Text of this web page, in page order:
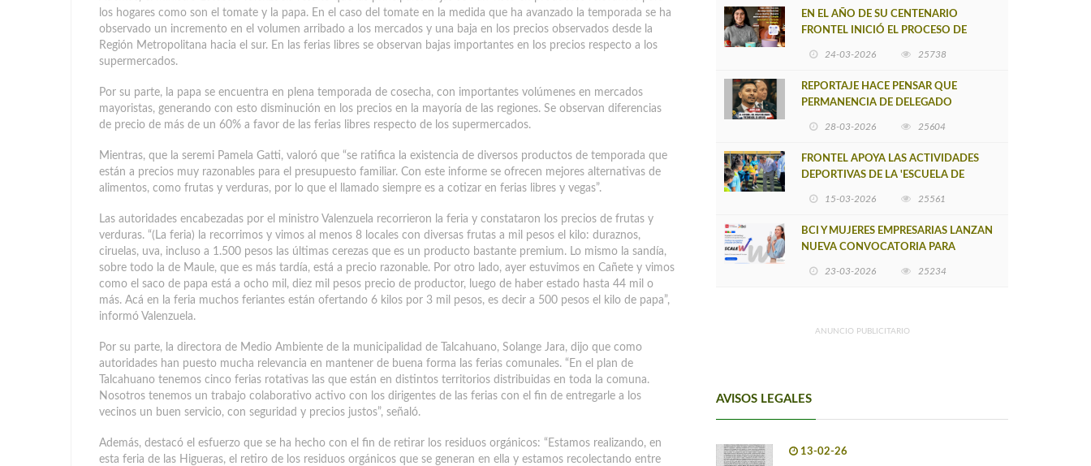
los hogares como son el tomate y la papa. En el caso del tomate en la medida que ha avanzado la temporada se ha
observado un incremento en el volumen arribado a los mercados y una baja en los precios observados desde la
Región Metropolitana hacia el sur. En las ferias libres se observan bajas importantes en los precios respecto a los
supermercados.
Por su parte, la papa se encuentra en plena temporada de cosecha, con importantes volúmenes en mercados
mayoristas, generando con esto disminución en los precios en la mayoría de las regiones. Se observan diferencias
de precio de más de un 60% a favor de las ferias libres respecto de los supermercados.
Mientras, que la seremi Pamela Gatti, valoró que “se ratifica la existencia de diversos productos de temporada que
están a precios muy razonables para el presupuesto familiar. Con este informe se ofrecen mejores alternativas de
alimentos, como frutas y verduras, por lo que el llamado siempre es a cotizar en ferias libres y vegas”.
Las autoridades encabezadas por el ministro Valenzuela recorrieron la feria y constataron los precios de frutas y
verduras. “(La feria) la recorrimos y vimos al menos 8 locales con diversas frutas a mil pesos el kilo: duraznos,
ciruelas, uva, incluso a 1.500 pesos las últimas cerezas que es un producto bastante premium. Lo mismo la sandía,
sobre todo la de Maule, que es más tardía, está a precio razonable. Por otro lado, ayer estuvimos en Cañete y vimos
como el saco de papa está a ocho mil, diez mil pesos precio de productor, luego de haber estado hasta 44 mil o
más. Acá en la feria muchos feriantes están ofertando 6 kilos por 3 mil pesos, es decir a 500 pesos el kilo de papa”,
informó Valenzuela.
Por su parte, la directora de Medio Ambiente de la municipalidad de Talcahuano, Solange Jara, dijo que como
autoridades han puesto mucha relevancia en mantener de buena forma las ferias comunales. “En el plan de
Talcahuano tenemos cinco ferias rotativas las que están en distintos territorios distribuidas en toda la comuna.
Nosotros tenemos un trabajo colaborativo activo con los dirigentes de las ferias con el fin de entregarle a los
vecinos un buen servicio, con seguridad y precios justos”, señaló.
Además, destacó el esfuerzo que se ha hecho con el fin de retirar los residuos orgánicos: “Estamos realizando, en
esta feria de las Higueras, el retiro de los residuos orgánicos que se generan en ella y estamos recolectando entre
EN EL AÑO DE SU CENTENARIO
FRONTEL INICIÓ EL PROCESO DE
24-03-2026 25738
REPORTAJE HACE PENSAR QUE
PERMANENCIA DE DELEGADO
28-03-2026 25604
FRONTEL APOYA LAS ACTIVIDADES
DEPORTIVAS DE LA 'ESCUELA DE
15-03-2026 25561
BCI Y MUJERES EMPRESARIAS LANZAN
NUEVA CONVOCATORIA PARA
23-03-2026 25234
ANUNCIO PUBLICITARIO
AVISOS LEGALES
13-02-26